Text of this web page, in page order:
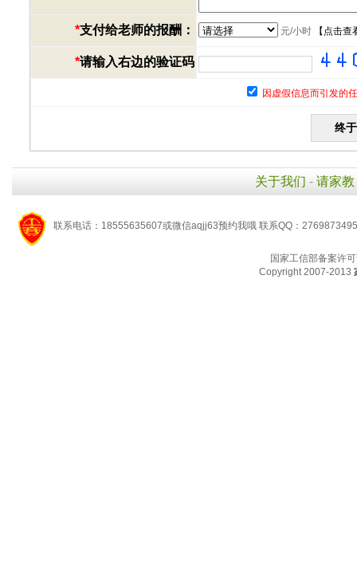
*支付给老师的报酬： 元/小时【 点击查
*请输入右边的验证码
因虚假信息而引发的
关于我们 - 请家教
联系电话：18555635607或微信aqjj63预约我哦 联系QQ：
国家工信部备案许
Copyright 2007-2013